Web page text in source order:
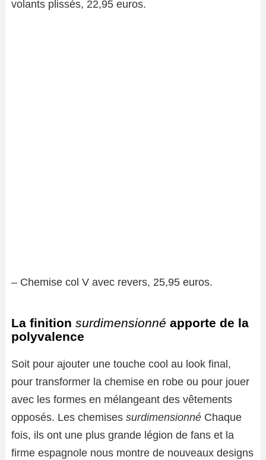
volants plissés, 22,95 euros.
– Chemise col V avec revers, 25,95 euros.
La finition surdimensionné apporte de la
polyvalence
Soit pour ajouter une touche cool au look final,
pour transformer la chemise en robe ou pour jouer
avec les formes en mélangeant des vêtements
opposés. Les chemises surdimensionné Chaque
fois, ils ont une plus grande légion de fans et la
firme espagnole nous montre de nouveaux designs